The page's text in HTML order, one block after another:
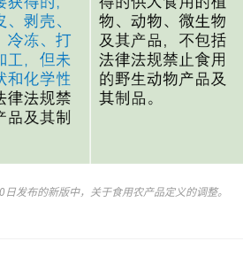
发布的新版中，关于食用农产品定义的调整。